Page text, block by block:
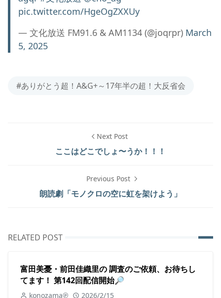
pic.twitter.com/HgeOgZXXUy
— 文化放送 FM91.6 & AM1134 (@joqrpr) March
5, 2025
#ありがとう超！A&G+～17年半の超！大反省会
Next Post
ここはどこでしょ〜うか！！！
Previous Post
朗読劇「モノクロの空に虹を架けよう」
RELATED POST
富田美憂・前田佳織里の 調査のご依頼、お待ちし
てます！ 第142回配信開始🔎
konozama℗ 2026/2/15